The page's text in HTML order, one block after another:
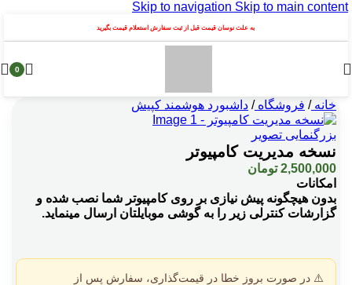
Skip to navigation Skip to main content
به علت نوسان قیمت قبل از ثبت سفارش استعلام قیمت بگیرید
0
خانه/ فروشگاه/ داشبورد هوشمند کپیش
بزرگنمایی تصویر
نسخه مدیریت کامپیوتر
2,500,000 تومان
امکانات
بدون هیچگونه پیش نیازی بر روی کامپیوتر شما نصب شده و
گزارشات کنترلی زیر را به گوشی موبایلتان ارسال مینماید.
⚠️ در صورت بروز خطا در قیمت‌گذاری، سفارش پس از